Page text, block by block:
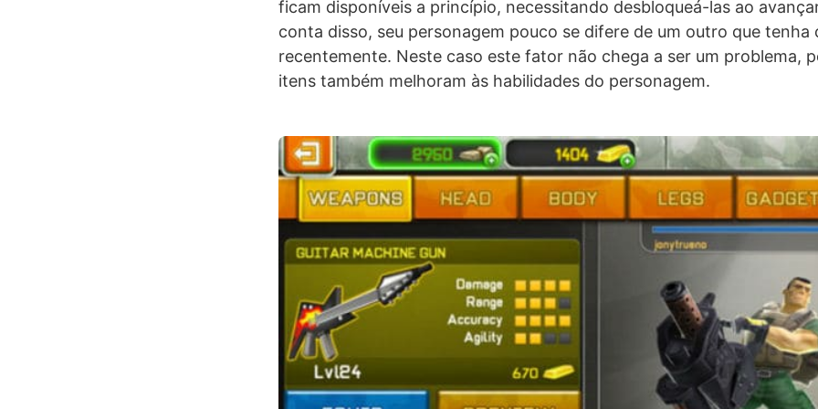
ficam disponíveis a princípio, necessitando desbloqueá-las ao
conta disso, seu personagem pouco se difere de um outro que tenha
recentemente. Neste caso este fator não chega a ser um problema,
itens também melhoram às habilidades do personagem.